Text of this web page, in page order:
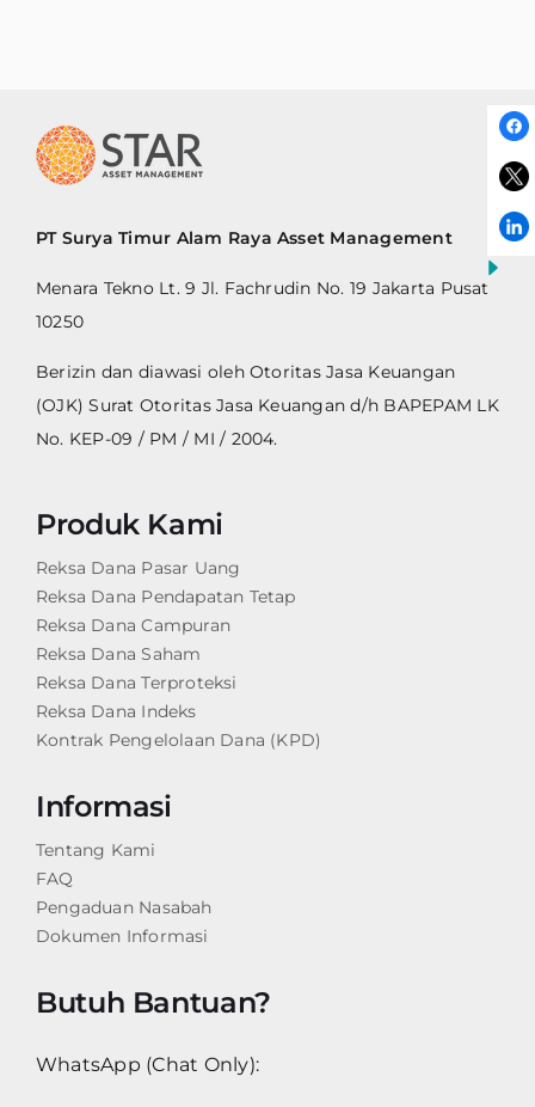
PT Surya Timur Alam Raya Asset Management
Menara Tekno Lt. 9 Jl. Fachrudin No. 19 Jakarta Pusat
10250
Berizin dan diawasi oleh Otoritas Jasa Keuangan
(OJK) Surat Otoritas Jasa Keuangan d/h BAPEPAM LK
No. KEP-09 / PM / MI / 2004.
Produk Kami
Reksa Dana Pasar Uang
Reksa Dana Pendapatan Tetap
Reksa Dana Campuran
Reksa Dana Saham
Reksa Dana Terproteksi
Reksa Dana Indeks
Kontrak Pengelolaan Dana (KPD)
Informasi
Tentang Kami
FAQ
Pengaduan Nasabah
Dokumen Informasi
Butuh Bantuan?
WhatsApp (Chat Only):